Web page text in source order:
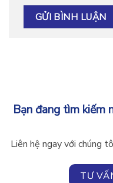
Bạn đang tìm kiếm
Liên hệ ngay với chúng
TƯ